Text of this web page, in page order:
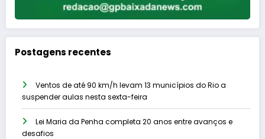
Postagens recentes
Ventos de até 90 km/h levam 13 municípios do Rio a
suspender aulas nesta sexta-feira
Lei Maria da Penha completa 20 anos entre avanços e
desafios